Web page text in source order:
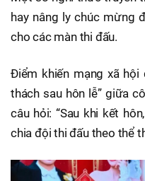
hay nâng ly chúc mừng
cho các màn thi đấu.
Điểm khiến mạng xã
thách sau hôn lễ” giữa
câu hỏi: “Sau khi kết
chia đội thi đấu theo thể